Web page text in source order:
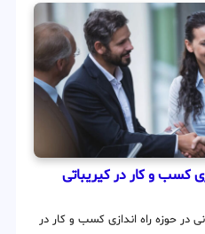
کسب و کار در کیریباتی
در حوزه راه اندازی کسب و کار در